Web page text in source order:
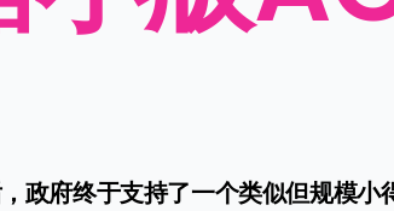
政府终于支持了一个类似但规模小